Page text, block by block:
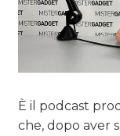
È il podcast
che, dopo aver